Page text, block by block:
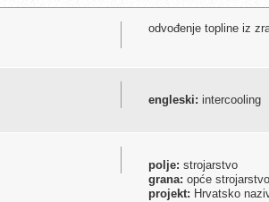
odvođenje topline iz
engleski: intercooling
polje: strojarstvo
grana: opće
projekt: Hrvatsko